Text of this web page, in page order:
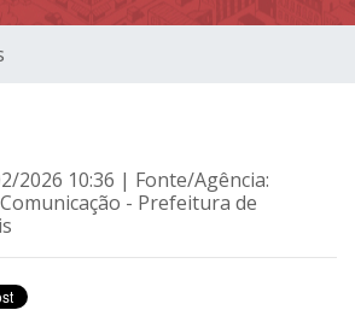
2026 10:36 | Fonte/Agência:
- Prefeitura de